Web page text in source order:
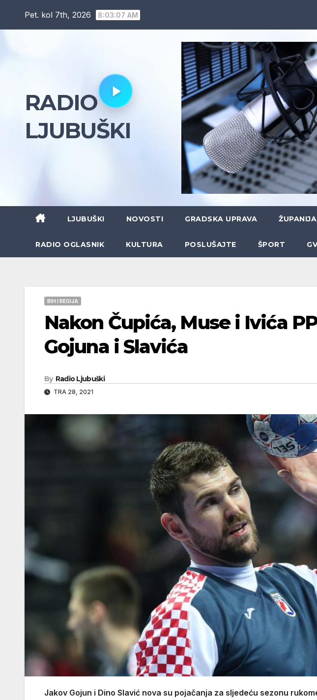
Pet. kol 7th, 2026 8:03:08 AM
RADIO
LJUBUŠKI
LJUBUŠKI NOVOSTI GRADSKA UPRAVA
RADIO OGLASNIK KULTURA POSLUŠAJTE ŠPORT
BIH I REGIJA
Nakon Čupića, Muse i Ivića
Gojuna i Slavića
By Radio Ljubuški
TRA 28, 2021
Jakov Gojun i Dino Slavić nova su pojačanja za sljedeću sezonu